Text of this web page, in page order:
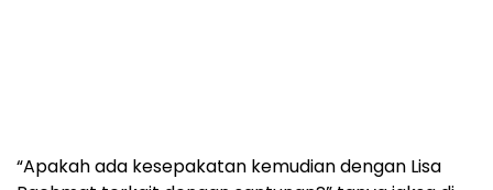
“Apakah ada kesepakatan kemudian dengan Lisa